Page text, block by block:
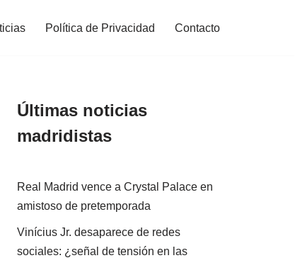
Política de Privacidad Contacto
Últimas noticias
madridistas
Real Madrid vence a Crystal Palace en
amistoso de pretemporada
Vinícius Jr. desaparece de redes
sociales: ¿señal de tensión en las